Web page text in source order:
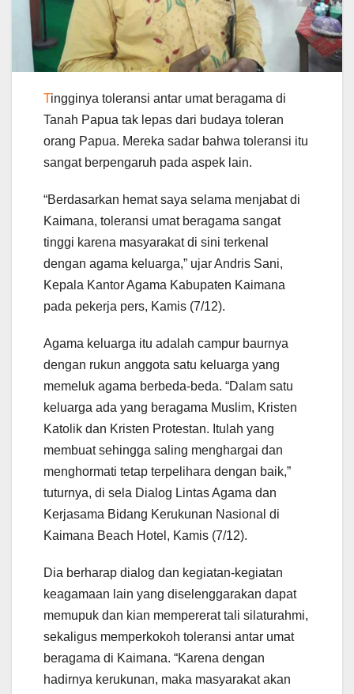
Tingginya toleransi antar umat beragama di
Tanah Papua tak lepas dari budaya toleran
orang Papua. Mereka sadar bahwa toleransi itu
sangat berpengaruh pada aspek lain.
“Berdasarkan hemat saya selama menjabat di
Kaimana, toleransi umat beragama sangat
tinggi karena masyarakat di sini terkenal
dengan agama keluarga,” ujar Andris Sani,
Kepala Kantor Agama Kabupaten Kaimana
pada pekerja pers, Kamis (7/12).
Agama keluarga itu adalah campur baurnya
dengan rukun anggota satu keluarga yang
memeluk agama berbeda-beda. “Dalam satu
keluarga ada yang beragama Muslim, Kristen
Katolik dan Kristen Protestan. Itulah yang
membuat sehingga saling menghargai dan
menghormati tetap terpelihara dengan baik,”
tuturnya, di sela Dialog Lintas Agama dan
Kerjasama Bidang Kerukunan Nasional di
Kaimana Beach Hotel, Kamis (7/12).
Dia berharap dialog dan kegiatan-kegiatan
keagamaan lain yang diselenggarakan dapat
memupuk dan kian mempererat tali silaturahmi,
sekaligus memperkokoh toleransi antar umat
beragama di Kaimana. “Karena dengan
hadirnya kerukunan, maka masyarakat akan